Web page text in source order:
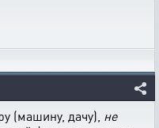
(машину, дачу), не